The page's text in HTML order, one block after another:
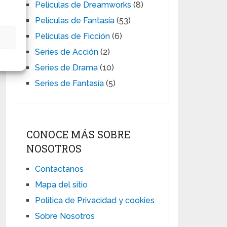
Películas de Dreamworks (8)
Películas de Fantasía (53)
Películas de Ficción (6)
Series de Acción (2)
Series de Drama (10)
Series de Fantasía (5)
CONOCE MÁS SOBRE
NOSOTROS
Contactanos
Mapa del sitio
Politica de Privacidad y cookies
Sobre Nosotros